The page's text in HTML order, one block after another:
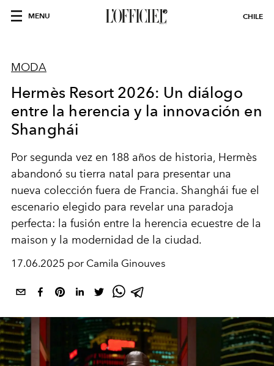
MENU CHILE
MODA
Hermès Resort 2026: Un diálogo
entre la herencia y la innovación en
Shanghái
Por segunda vez en 188 años de historia, Hermès
abandonó su tierra natal para presentar una
nueva colección fuera de Francia. Shanghái fue el
escenario elegido para revelar una paradoja
perfecta: la fusión entre la herencia ecuestre de la
maison y la modernidad de la ciudad.
17.06.2025 por Camila Ginouves